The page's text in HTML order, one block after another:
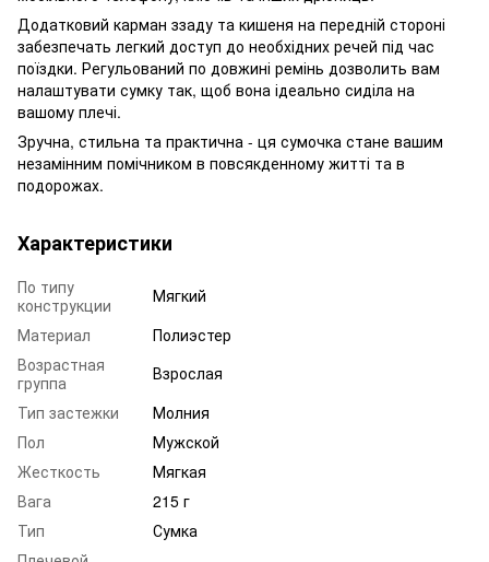
Додатковий карман ззаду та кишеня на передній стороні
забезпечать легкий доступ до необхідних речей під час
поїздки. Регульований по довжині ремінь дозволить вам
налаштувати сумку так, щоб вона ідеально сиділа на
вашому плечі.
Зручна, стильна та практична - ця сумочка стане вашим
незамінним помічником в повсякденному житті та в
подорожах.
Характеристики
По типу
конструкции
Мягкий
Материал
Полиэстер
Возрастная
группа
Взрослая
Тип застежки
Молния
Пол
Мужской
Жесткость
Мягкая
Вага
215 г
Тип
Сумка